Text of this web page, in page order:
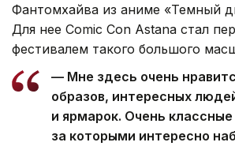
Фантомхайва из аниме «Темный
Для нее Comic Con Astana стал
фестивалем такого большого
— Мне здесь очень
образов, интересных
и ярмарок. Очень
за которыми интересно